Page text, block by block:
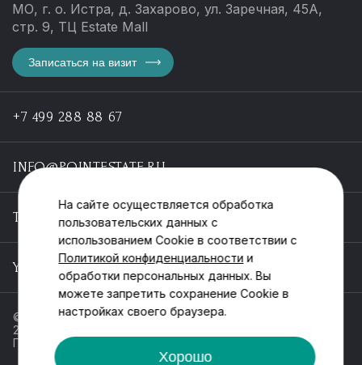
МО, г. о. Истра, д. Захарово, ул. Заречная, 45А,
стр. 9, ТЦ Estate Mall
Записаться на визит
+7 499 288 88 67
INFO@POINTESTATE.RU
TELEGRAM
YOUTUBE
© ООО «Пойнт эстейт», ИНН 55546464612,
2013-2025
Политика обработки персональных данных
На сайте осуществляется обработка
пользовательских данных с
использованием Cookie в соответствии с
Политикой конфиденциальности и
обработки персональных данных. Вы
можете запретить сохранение Cookie в
настройках своего браузера.
Хорошо